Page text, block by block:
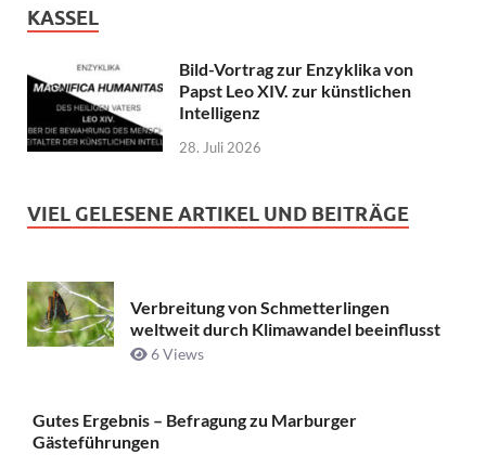
KASSEL
Bild-Vortrag zur Enzyklika von
Papst Leo XIV. zur künstlichen
Intelligenz
28. Juli 2026
VIEL GELESENE ARTIKEL UND BEITRÄGE
Verbreitung von Schmetterlingen
weltweit durch Klimawandel beeinflusst
6 Views
Gutes Ergebnis – Befragung zu Marburger
Gästeführungen